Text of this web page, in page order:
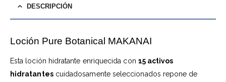
DESCRIPCIÓN
Loción Pure Botanical MAKANAI
Esta loción hidratante enriquecida con 15 activos
hidratantescuidadosamente seleccionados repone de